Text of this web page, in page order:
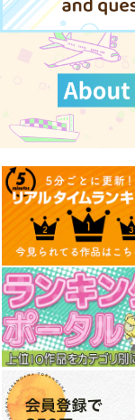
サンプル
作品詳細
道満中心再録本(～
2021)
こいむし
1,257円（税込）
蘆屋道満
サンプル